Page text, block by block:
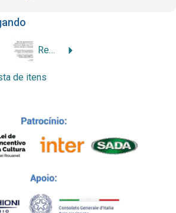
Reflexões a respeito do ensino-aprendizagem de LE em uma turma da terceira idade: memória e migração na literatura afro-italiana e brasileira
de itens